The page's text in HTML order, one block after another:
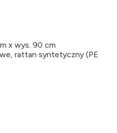
x wys. 90 cm
rattan syntetyczny (PE